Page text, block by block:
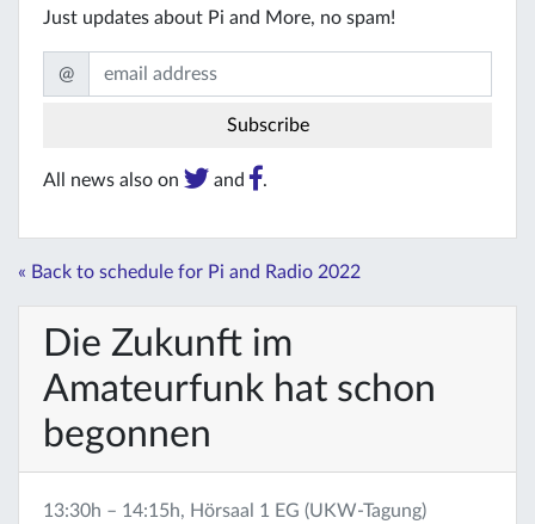
Just updates about Pi and More, no spam!
@
All news also on and .
« Back to schedule for Pi and Radio 2022
Die Zukunft im
Amateurfunk hat schon
begonnen
13:30h – 14:15h, Hörsaal 1 EG (UKW-Tagung)